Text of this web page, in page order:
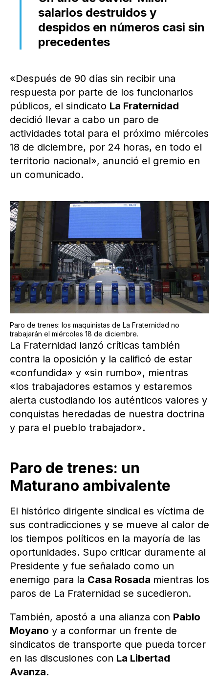
salarios destruidos y
despidos en números casi sin
precedentes
«Después de 90 días sin recibir una
respuesta por parte de los funcionarios
públicos, el sindicato La Fraternidad
decidió llevar a cabo un paro de
actividades total para el próximo miércoles
18 de diciembre, por 24 horas, en todo el
territorio nacional», anunció el gremio en
un comunicado.
Paro de trenes: los maquinistas de La Fraternidad no
trabajarán el miércoles 18 de diciembre.
La Fraternidad lanzó críticas también
contra la oposición y la calificó de estar
«confundida» y «sin rumbo», mientras
«los trabajadores estamos y estaremos
alerta custodiando los auténticos valores y
conquistas heredadas de nuestra doctrina
y para el pueblo trabajador».
Paro de trenes: un
Maturano ambivalente
El histórico dirigente sindical es víctima de
sus contradicciones y se mueve al calor de
los tiempos políticos en la mayoría de las
oportunidades. Supo criticar duramente al
Presidente y fue señalado como un
enemigo para la Casa Rosada mientras los
paros de La Fraternidad se sucedieron.
También, apostó a una alianza con Pablo
Moyano y a conformar un frente de
sindicatos de transporte que pueda torcer
en las discusiones con La Libertad
Avanza.